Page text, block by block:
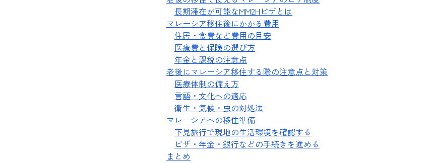
長期滞在が可能なMM2Hビザとは
マレーシア移住後にかかる費用
住居・食費など費用の目安
医療費と保険の選び方
年金と課税の注意点
老後にマレーシア移住する際の注意点と対策
医療体制の備え方
言語・文化への適応
衛生・気候・虫の対処法
マレーシアへの移住準備
下見旅行で現地の生活環境を確認する
ビザ・年金・銀行などの手続きを進める
まとめ